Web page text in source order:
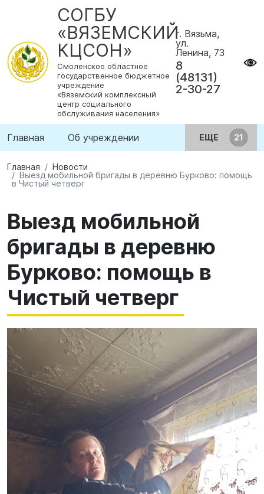
СОГБУ
«ВЯЗЕМСКИЙ
КЦСОН»
Смоленское областное
государственное бюджетное
учреждение
«Вяземский комплексный
центр социального
обслуживания населения»
г. Вязьма,
ул.
Ленина, 73
8
(48131)
2-30-27
Главная Об учреждении ЕЩЕ
Главная
Новости
Выезд мобильной бригады в деревню Бурково: помощь
в Чистый четверг
Выезд мобильной
бригады в деревню
Бурково: помощь в
Чистый четверг